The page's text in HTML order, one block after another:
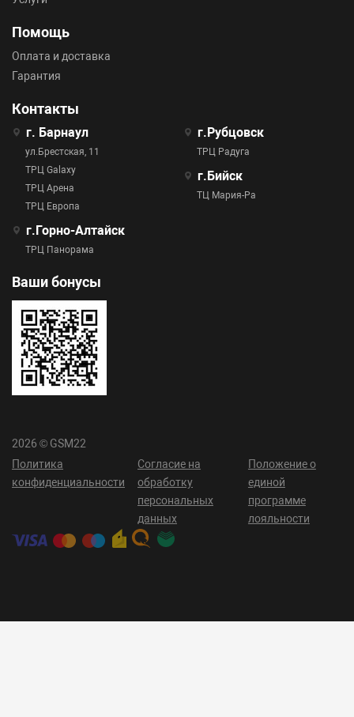
Помощь
Оплата и доставка
Гарантия
Контакты
г. Барнаул
ул.Брестская, 11
ТРЦ Galaxy
ТРЦ Арена
ТРЦ Европа
г.Горно-Алтайск
ТРЦ Панорама
г.Рубцовск
ТРЦ Радуга
г.Бийск
ТЦ Мария-Ра
Ваши бонусы
2026 © GSM22
Политика
конфиденциальности
Согласие на
обработку
персональных
данных
Положение о
единой
программе
лояльности